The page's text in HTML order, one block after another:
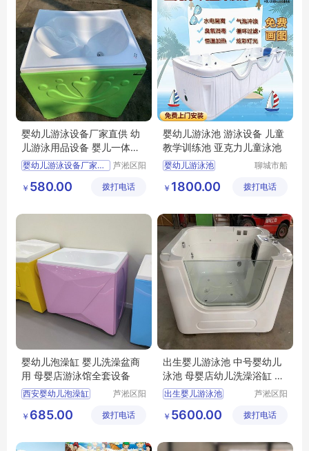
婴幼儿游泳设备厂家直供 幼
儿游泳用品设备 婴儿一体式
洗澡盆
婴幼儿游泳设备厂家直销
婴儿一体式洗澡盆
芦淞区阳
童游泳馆
￥ 580.00 拨打电话
婴幼儿游泳池 游泳设备 儿童
教学训练池 亚克力儿童泳池
婴幼儿游泳池
儿童教学训练游泳池
亚克力儿童游泳池
聊城市船
乐设备有
￥ 1800.00 拨打电话
婴幼儿泡澡缸 婴儿洗澡盆商
用 母婴店游泳馆全套设备
西安婴幼儿泡澡缸
母婴店游泳馆全套设备
芦淞区阳
童游泳馆
￥ 685.00 拨打电话
出生婴儿游泳池 中号婴幼儿
泳池 母婴店幼儿洗澡浴缸 水
育设备
出生婴儿游泳池
母婴店幼儿洗澡浴缸
芦淞区阳
童游泳馆
￥ 5600.00 拨打电话